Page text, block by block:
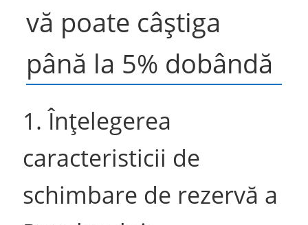
vă poate câștiga
până la 5% dobândă
1. Înțelegerea
caracteristicii de
schimbare de rezervă a